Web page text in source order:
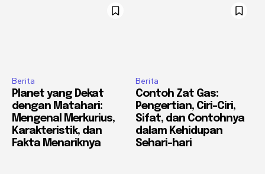
Berita
Planet yang Dekat
dengan Matahari:
Mengenal Merkurius,
Karakteristik, dan
Fakta Menariknya
Berita
Contoh Zat Gas:
Pengertian, Ciri-Ciri,
Sifat, dan Contohnya
dalam Kehidupan
Sehari-hari